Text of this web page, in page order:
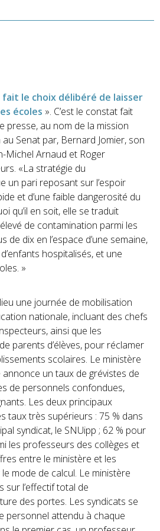
le choix délibéré de laisser
écoles ». C’est le constat fait
presse, au nom de la mission
Senat par, Bernard Jomier, son
Michel Arnaud et Roger
«La stratégie du
un pari reposant sur l’espoir
et d’une faible dangerosité du
qu’il en soit, elle se traduit
de contamination parmi les
de dix en l’espace d’une semaine,
hospitalisés, et une
»
une journée de mobilisation
nationale, incluant des chefs
ainsi que les
parents d’élèves, pour réclamer
scolaires. Le ministère
annonce un taux de grévistes de
de personnels confondues,
Les deux principaux
taux très supérieurs : 75 % dans
syndicat, le SNUipp ; 62 % pour
les professeurs des collèges et
entre le ministère et les
mode de calcul. Le ministère
sur l’effectif total de
des portes. Les syndicats se
personnel attendu à chaque